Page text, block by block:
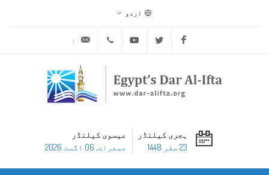
اردو
Facebook
Twitter
Youtube
ہجری کیلنڈر
23 صفر 1448
عیسوی کیلنڈر
جمعرات, 06 اگست 2026